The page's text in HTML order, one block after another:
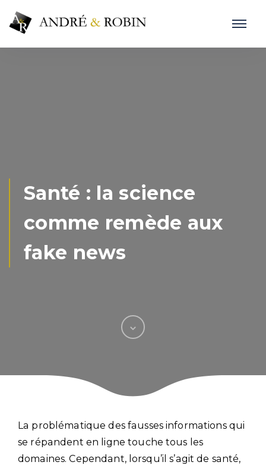
Santé : la science
comme remède aux
fake news
La problématique des fausses informations qui
se répandent en ligne touche tous les
domaines. Cependant, lorsqu’il s’agit de santé,